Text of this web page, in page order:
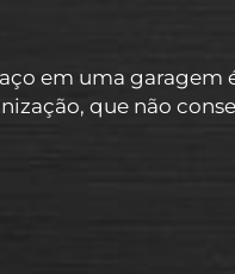
em uma garagem
que não
muito bem
disposta de